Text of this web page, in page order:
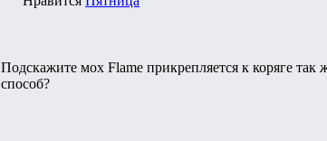
Подскажите мох Flame прикрепляется к коряге
способ?